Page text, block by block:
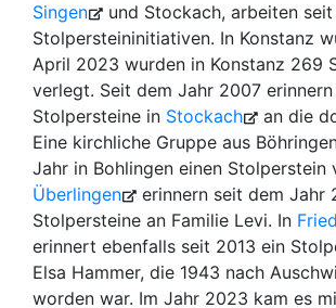
Singen
und Stockach, arbeiten
Stolpersteininitiativen. In Konstanz
April 2023 wurden in Konstanz 269
verlegt. Seit dem Jahr 2007 erinnern
Stolpersteine in Stockach
an die
Eine kirchliche Gruppe aus
Jahr in Bohlingen einen Stolperstein
Überlingen
erinnern seit dem Jahr
Stolpersteine an Familie Levi. In
erinnert ebenfalls seit 2013 ein
Elsa Hammer, die 1943 nach
worden war. Im Jahr 2023 kam es